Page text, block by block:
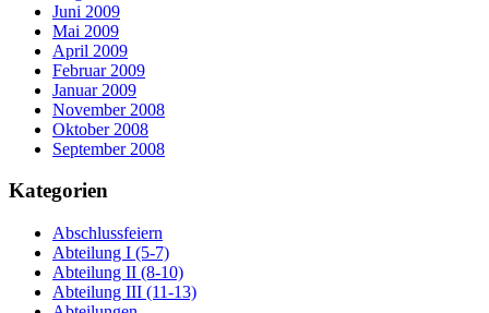
Juni 2009
Mai 2009
April 2009
Februar 2009
Januar 2009
November 2008
Oktober 2008
September 2008
Kategorien
Abschlussfeiern
Abteilung I (5-7)
Abteilung II (8-10)
Abteilung III (11-13)